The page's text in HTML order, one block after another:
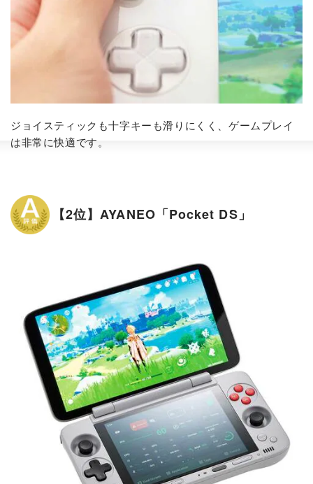
ジョイスティックも十字キーも滑りにくく、ゲームプレイ
は非常に快適です。
【2位】AYANEO「Pocket DS」